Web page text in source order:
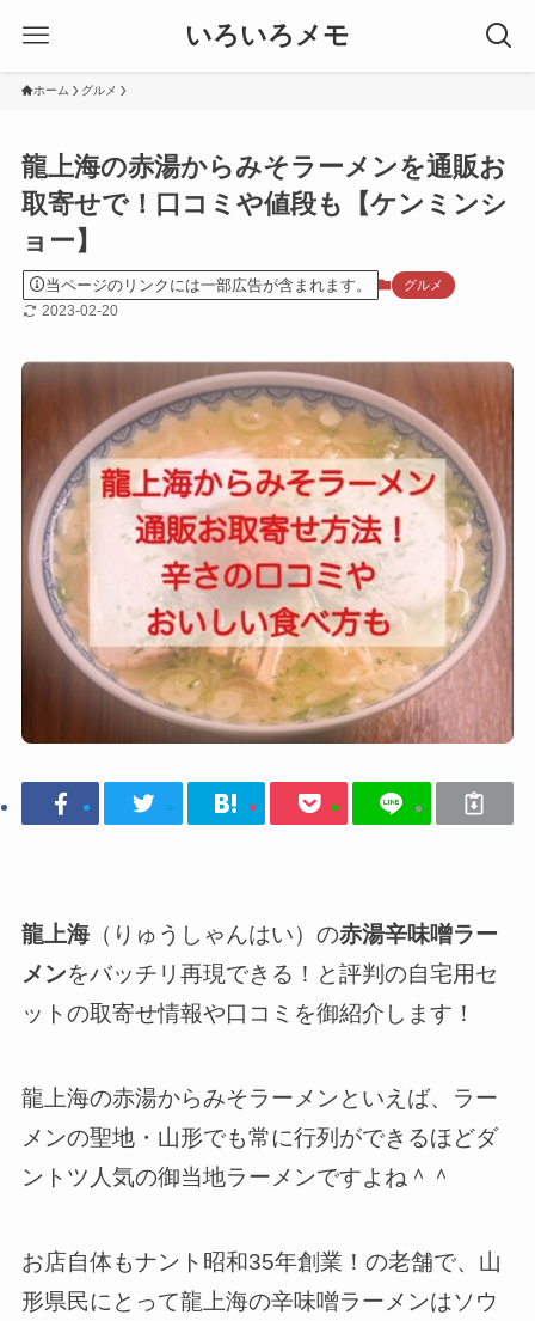
いろいろメモ
ホーム グルメ
龍上海の赤湯からみそラーメンを通販お
取寄せで！口コミや値段も【ケンミンシ
ョー】
当ページのリンクには一部広告が含まれます。 グルメ
2023-02-20
龍上海（りゅうしゃんはい）の赤湯辛味噌ラー
メンをバッチリ再現できる！と評判の自宅用セ
ットの取寄せ情報や口コミを御紹介します！
龍上海の赤湯からみそラーメンといえば、ラー
メンの聖地・山形でも常に行列ができるほどダ
ントツ人気の御当地ラーメンですよね＾＾
お店自体もナント昭和35年創業！の老舗で、山
形県民にとって龍上海の辛味噌ラーメンはソウ